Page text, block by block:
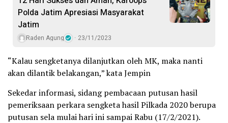
Polda Jatim Apresiasi Masyarakat
Jatim
Raden Agung 23/11/2023
“Kalau sengketanya dilanjutkan oleh MK, maka nanti
akan dilantik belakangan,” kata Jempin
Sekedar informasi, sidang pembacaan putusan hasil
pemeriksaan perkara sengketa hasil Pilkada 2020 berupa
putusan sela mulai hari ini sampai Rabu (17/2/2021).